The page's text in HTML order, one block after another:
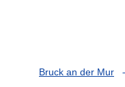
Bruck an der Mur